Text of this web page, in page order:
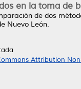
en la toma de
de dos
Nuevo León.
Attribution